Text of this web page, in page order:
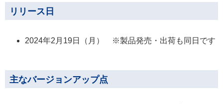
リリース日
2024年2月19日（月） ※製品発売・出荷も同日です
主なバージョンアップ点